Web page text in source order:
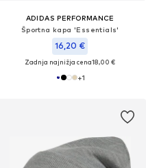
ADIDAS PERFORMANCE
Športna kapa 'Essentials'
16,20 €
Zadnja najnižja cena18,00 €
+1